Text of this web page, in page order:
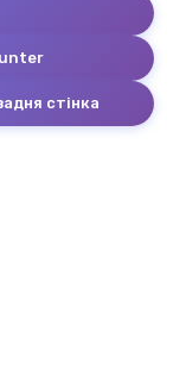
стінка